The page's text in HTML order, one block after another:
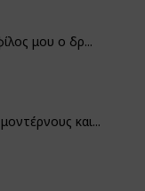
μου ο δρ...
και...